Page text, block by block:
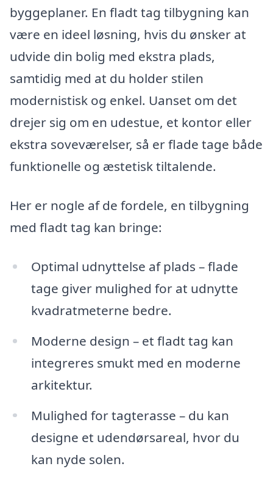
byggeplaner. En fladt tag tilbygning kan
være en ideel løsning, hvis du ønsker at
udvide din bolig med ekstra plads,
samtidig med at du holder stilen
modernistisk og enkel. Uanset om det
drejer sig om en udestue, et kontor eller
ekstra soveværelser, så er flade tage både
funktionelle og æstetisk tiltalende.
Her er nogle af de fordele, en tilbygning
med fladt tag kan bringe:
Optimal udnyttelse af plads – flade
tage giver mulighed for at udnytte
kvadratmeterne bedre.
Moderne design – et fladt tag kan
integreres smukt med en moderne
arkitektur.
Mulighed for tagterasse – du kan
designe et udendørsareal, hvor du
kan nyde solen.